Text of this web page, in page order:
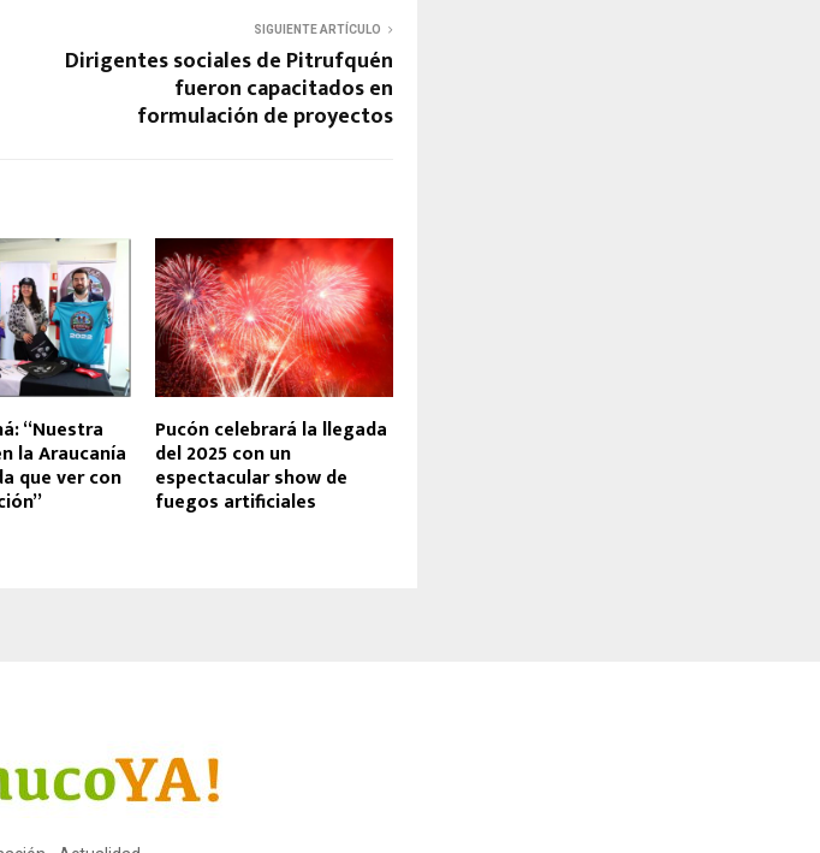
SIGUIENTE ARTÍCULO
Dirigentes sociales de Pitrufquén
fueron capacitados en
formulación de proyectos
“Nuestra
la Araucanía
que ver con
Pucón celebrará la llegada
del 2025 con un
espectacular show de
fuegos artificiales